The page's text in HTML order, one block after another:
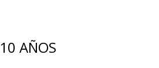
10 AÑOS